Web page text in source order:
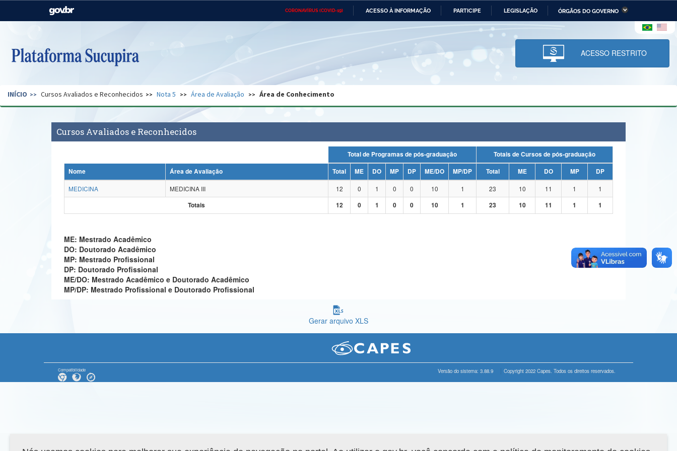
CORONAVÍRUS (COVID-19) ACESSO À INFORMAÇÃO PARTICIPE LEGISLAÇÃO ÓRGÃOS DO GOVERNO
Casa Civil Ministério das Relações Ministério da Economia Ministério da Infraestrutura
Pecuária e Abastecimento
Ministério da Ciência,
Tecnologia, Inovações e
Comunicações
Ministério do Desenvolvimento
Regional e dos Direitos Humanos
Secretaria de Governo Gabinete de Segurança Advocacia-Geral da União Banco Central do Brasil Planalto
ACESSO RESTRITO
INÍCIO Cursos Avaliados e Reconhecidos Nota 5 Área de Avaliação Área de Conhecimento
Cursos Avaliados e Reconhecidos
Total de Programas de pós-graduação
Totais de Cursos de pós-graduação
Nome
Área de Avaliação Total ME DO MP DP ME/DO MP/DP Total ME DO MP
DP
MEDICINA
MEDICINA III 12 0 1 0 0 10 1 23 10 11 1
1
Totais
12 0 1 0 0 10 1 23 10 11 1 1
ME: Mestrado Acadêmico
DO: Doutorado Acadêmico
MP: Mestrado Profissional
DP: Doutorado Profissional
ME/DO: Mestrado Acadêmico e Doutorado Acadêmico
MP/DP: Mestrado Profissional e Doutorado Profissional
Gerar arquivo XLS
Compatibilidade Versão do sistema: 3.88.9 Copyright 2022 Capes. Todos os direitos reservados.